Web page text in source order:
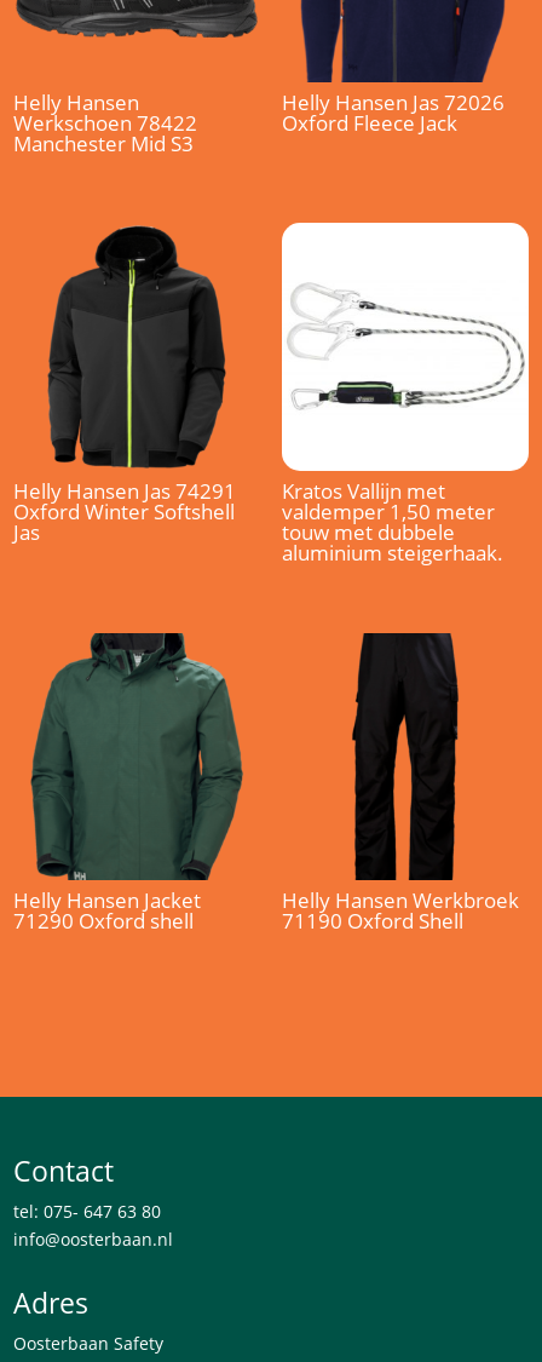
Helly Hansen
Werkschoen 78422
Manchester Mid S3
Helly Hansen Jas 72026
Oxford Fleece Jack
Helly Hansen Jas 74291
Oxford Winter Softshell
Jas
Kratos Vallijn met
valdemper 1,50 meter
touw met dubbele
aluminium steigerhaak.
Helly Hansen Jacket
71290 Oxford shell
Helly Hansen Werkbroek
71190 Oxford Shell
Contact
tel: 075- 647 63 80
info@oosterbaan.nl
Adres
Oosterbaan Safety